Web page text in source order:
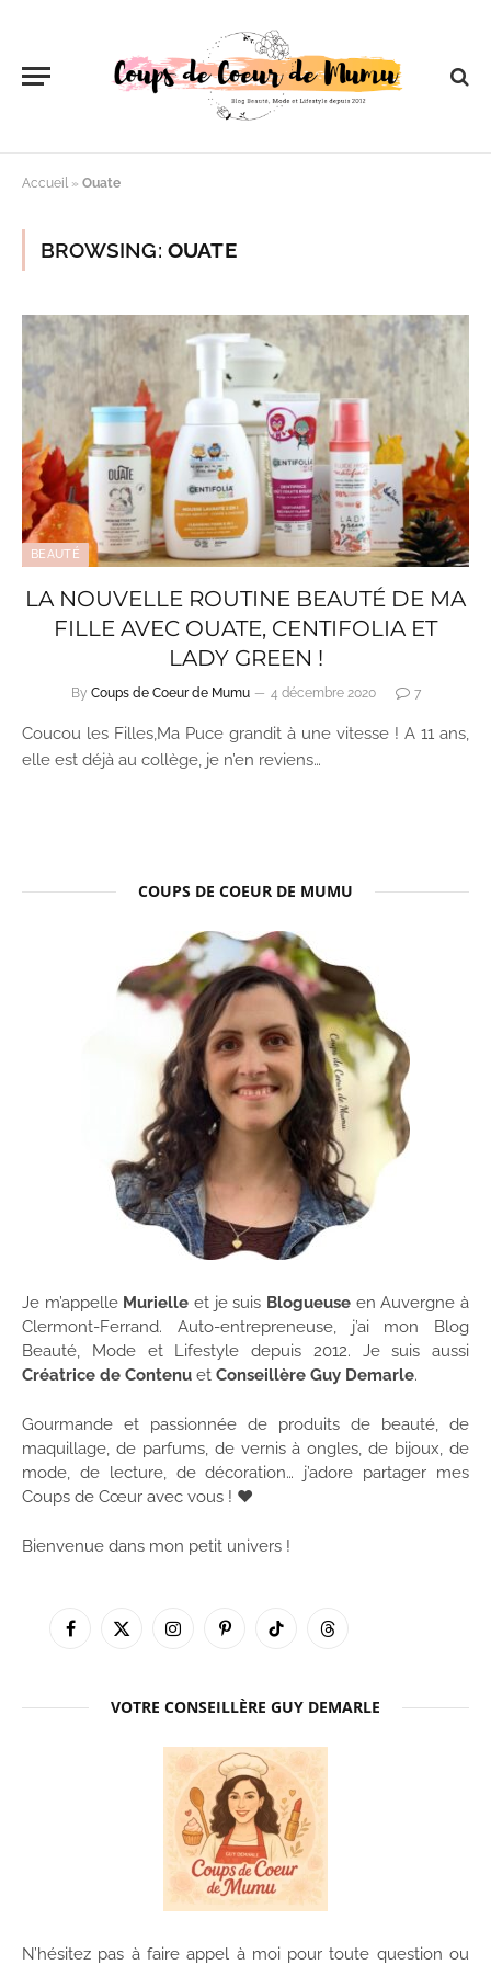
Accueil » Ouate
BROWSING: OUATE
BEAUTÉ
LA NOUVELLE ROUTINE BEAUTÉ DE MA
FILLE AVEC OUATE, CENTIFOLIA ET
LADY GREEN !
By Coups de Coeur de Mumu 4 décembre 2020 7
Coucou les Filles,Ma Puce grandit à une vitesse ! A 11 ans,
elle est déjà au collège, je n’en reviens…
COUPS DE COEUR DE MUMU
Je m’appelle Murielle et je suis Blogueuse en Auvergne à
Clermont-Ferrand. Auto-entrepreneuse, j’ai mon Blog
Beauté, Mode et Lifestyle depuis 2012. Je suis aussi
Créatrice de Contenu et Conseillère Guy Demarle.
Gourmande et passionnée de produits de beauté, de
maquillage, de parfums, de vernis à ongles, de bijoux, de
mode, de lecture, de décoration… j’adore partager mes
Coups de Cœur avec vous ! ♥
Bienvenue dans mon petit univers !
Facebook
X
InstagramPinterestTikTok Threads
VOTRE CONSEILLÈRE GUY DEMARLE
N’hésitez pas à faire appel à moi pour toute question ou